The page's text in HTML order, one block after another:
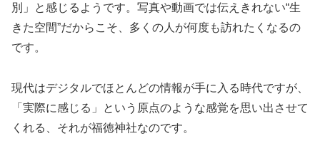
別」と感じるようです。写真や動画では伝えきれない“生
きた空間”だからこそ、多くの人が何度も訪れたくなるの
です。
現代はデジタルでほとんどの情報が手に入る時代ですが、
「実際に感じる」という原点のような感覚を思い出させて
くれる、それが福徳神社なのです。